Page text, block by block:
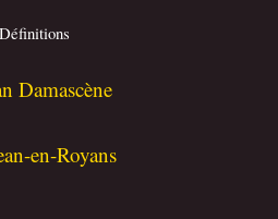
Définitions
Damascène
en-Royans